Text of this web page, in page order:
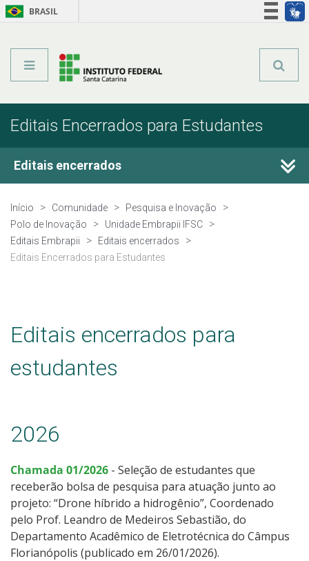
BRASIL
Editais Encerrados para Estudantes
Editais encerrados
Polo de Inovação
Unidade Embrapii IFSC
Início Comunidade
Pesquisa e Inovação
Polo de Inovação
Unidade Embrapii IFSC
Editais Embrapii
Editais encerrados
Editais Encerrados para Estudantes
Editais encerrados para
estudantes
2026
Chamada 01/2026 - Seleção de estudantes que
receberão bolsa de pesquisa para atuação junto ao
projeto: “Drone híbrido a hidrogênio”, Coordenado
pelo Prof. Leandro de Medeiros Sebastião, do
Departamento Acadêmico de Eletrotécnica do Câmpus
Florianópolis (publicado em 26/01/2026).